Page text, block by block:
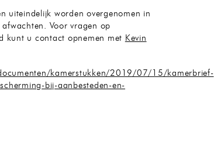
uiteindelijk worden overgenomen in
Voor vragen op
kunt u contact opnemen met Kevin
kamerstukken/2019/07/15/kamerbrief-
bij-aanbesteden-en-